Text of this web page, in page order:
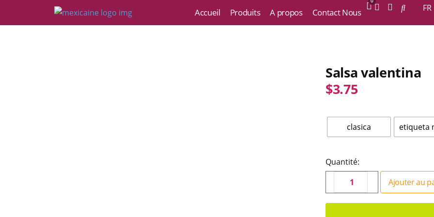
Accueil Produits A propos Contact Nous FR
Salsa valentina
$3.75
clasica etiqueta
Quantité:
Ajouter au